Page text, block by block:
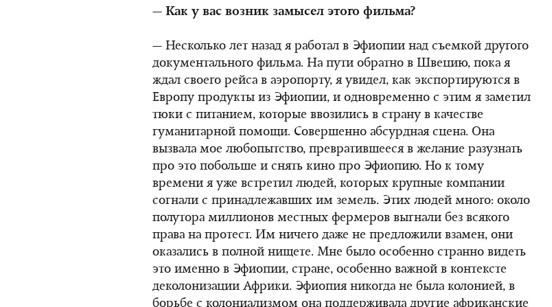
— Как у вас возник замысел этого фильма?
— Несколько лет назад я работал в Эфиопии над съемкой другого
документального фильма. На пути обратно в Швецию, пока я
ждал своего рейса в аэропорту, я увидел, как экспортируются в
Европу продукты из Эфиопии, и одновременно с этим я заметил
тюки с питанием, которые ввозились в страну в качестве
гуманитарной помощи. Совершенно абсурдная сцена. Она
вызвала мое любопытство, превратившееся в желание разузнать
про это побольше и снять кино про Эфиопию. Но к тому
времени я уже встретил людей, которых крупные компании
согнали с принадлежавших им земель. Этих людей много: около
полутора миллионов местных фермеров выгнали без всякого
права на протест. Им ничего даже не предложили взамен, они
оказались в полной нищете. Мне было особенно странно видеть
это именно в Эфиопии, стране, особенно важной в контексте
деколонизации Африки. Эфиопия никогда не была колонией, в
борьбе с колониализмом она поддерживала другие африканские